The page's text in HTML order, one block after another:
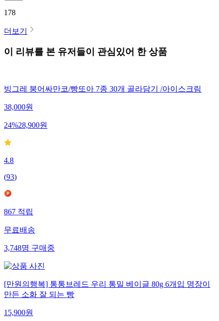
178
더보기
이 리뷰를 본 유저들이 관심있어 한 상품
빙그레 붕어싸만코/빵또아 7종 30개 골라담기 /아이스크림
38,000원
24%28,900원
4.8
(93)
867적립
무료배송
3,748명구매중
[만원의행복] 통통브레드 우리 통밀 베이글 80g 6개입 명장이
만든 소화 잘 되는 빵
15,900원